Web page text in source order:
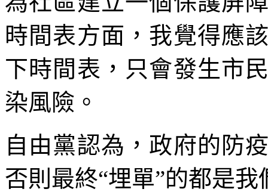
時間表方面，我覺得應
下時間表，只會發生市
染風險。
自由黨認為，政府的防
否則最終“埋單”的都是